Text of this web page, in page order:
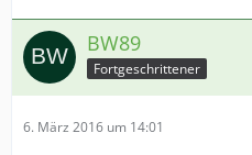
BW89
Fortgeschrittener
6. März 2016 um 14:01